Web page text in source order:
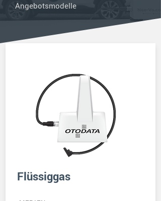
Angebotsmodelle
Flüssiggas